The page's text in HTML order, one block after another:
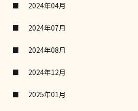
2024年04月
2024年07月
2024年08月
2024年12月
2025年01月